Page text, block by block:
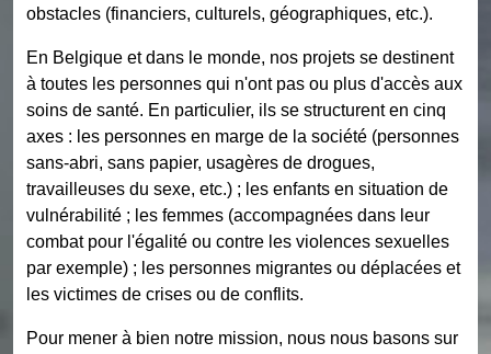
obstacles (financiers, culturels, géographiques, etc.).
En Belgique et dans le monde, nos projets se destinent
à toutes les personnes qui n'ont pas ou plus d'accès aux
soins de santé. En particulier, ils se structurent en cinq
axes : les personnes en marge de la société (personnes
sans-abri, sans papier, usagères de drogues,
travailleuses du sexe, etc.) ; les enfants en situation de
vulnérabilité ; les femmes (accompagnées dans leur
combat pour l'égalité ou contre les violences sexuelles
par exemple) ; les personnes migrantes ou déplacées et
les victimes de crises ou de conflits.
Pour mener à bien notre mission, nous nous basons sur